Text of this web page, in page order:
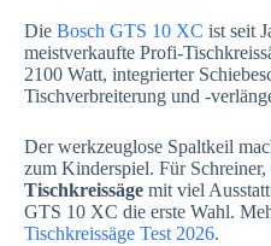
Die Bosch GTS 10 XC ist seit
meistverkaufte Profi-
2100 Watt, integrierter
Tischverbreiterung und -
Der werkzeuglose Spaltkeil
zum Kinderspiel. Für Schreiner,
Tischkreissäge mit viel
GTS 10 XC die erste Wahl.
Tischkreissäge Test 2026.